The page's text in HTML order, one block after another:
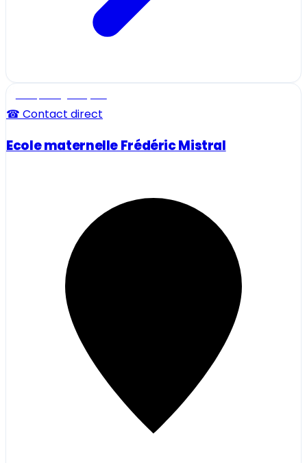
☎ Contact direct
Ecole maternelle Frédéric Mistral